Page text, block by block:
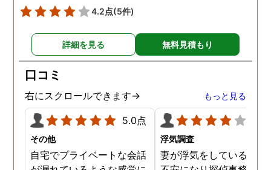
4.2点(5件)
詳細を見る 無料見積もり
口コミ
右にスクロールできます→ もっと見る
5.0点
その他
自宅でプライベートな会話
浮気調査
妻が浮気をしていると思